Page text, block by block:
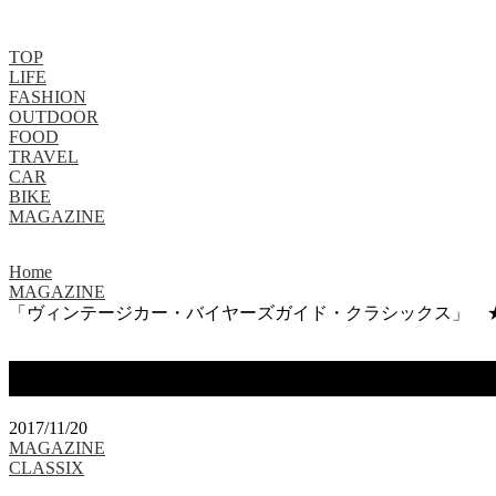
TOP
LIFE
FASHION
OUTDOOR
FOOD
TRAVEL
CAR
BIKE
MAGAZINE
Home
MAGAZINE
「ヴィンテージカー・バイヤーズガイド・クラシックス」
2017/11/20
MAGAZINE
CLASSIX